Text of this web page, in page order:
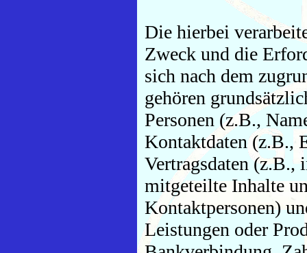
Die hierbei
Zweck und die
sich nach dem
gehören
Personen (z.B.,
Kontaktdaten (z.B.,
Vertragsdaten (z.B.,
mitgeteilte Inhalte
Kontaktpersonen)
Leistungen oder